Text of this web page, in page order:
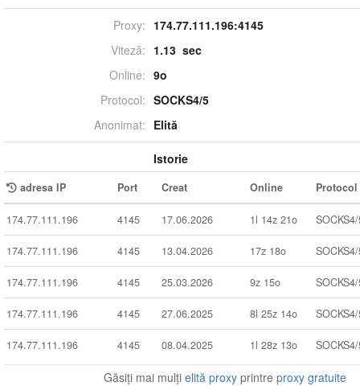
Proxy: 174.77.111.196:4145
Viteză: 1.13 sec
Online: 9o
Protocol: SOCKS4/5
Anonimat: Elită
Istorie
adresa IP Port Creat Online Protocol
174.77.111.196 4145 17.06.2026 1l 14z 21o
174.77.111.196 4145 13.04.2026 17z 18o
174.77.111.196 4145 25.03.2026 9z 15o
174.77.111.196 4145 27.06.2025 8l 25z 14o
174.77.111.196 4145 08.04.2025 1l 28z 13o
Găsiți mai mulți elită proxyprintre proxy gratuite